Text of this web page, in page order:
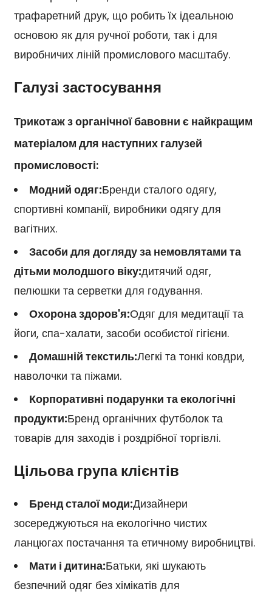
трафаретний друк, що робить їх ідеальною
основою як для ручної роботи, так і для
виробничих ліній промислового масштабу.
Галузі застосування
Трикотаж з органічної бавовни є найкращим
матеріалом для наступних галузей
промисловості:
Модний одяг:Бренди сталого одягу,
спортивні компанії, виробники одягу для
вагітних.
Засоби для догляду за немовлятами та
дітьми молодшого віку:дитячий одяг,
пелюшки та серветки для годування.
Охорона здоров'я:Одяг для медитації та
йоги, спа-халати, засоби особистої гігієни.
Домашній текстиль:Легкі та тонкі ковдри,
наволочки та піжами.
Корпоративні подарунки та екологічні
продукти:Бренд органічних футболок та
товарів для заходів і роздрібної торгівлі.
Цільова група клієнтів
Бренд сталої моди:Дизайнери
зосереджуються на екологічно чистих
ланцюгах постачання та етичному виробництві.
Мати і дитина:Батьки, які шукають
безпечний одяг без хімікатів для